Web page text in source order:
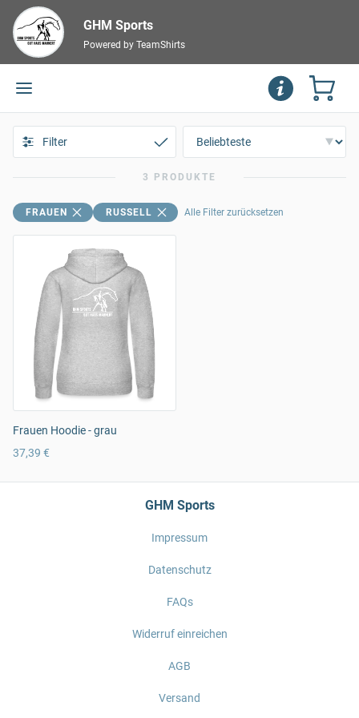
GHM Sports
Powered by TeamShirts
Filter
3 PRODUKTE
FRAUEN RUSSELL Alle Filter zurücksetzen
Frauen Hoodie - grau
37,39 €
GHM Sports
Impressum
Datenschutz
FAQs
Widerruf einreichen
AGB
Versand